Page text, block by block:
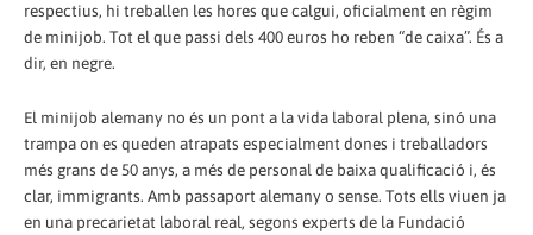
respectius, hi treballen les hores que calgui, oficialment en règim
de minijob. Tot el que passi dels 400 euros ho reben “de caixa”. És a
dir, en negre.
El minijob alemany no és un pont a la vida laboral plena, sinó una
trampa on es queden atrapats especialment dones i treballadors
més grans de 50 anys, a més de personal de baixa qualificació i, és
clar, immigrants. Amb passaport alemany o sense. Tots ells viuen ja
en una precarietat laboral real, segons experts de la Fundació